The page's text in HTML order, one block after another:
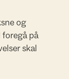
og
foregå på
skal